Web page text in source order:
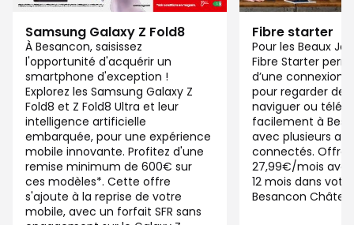
Samsung Galaxy Z Fold8
À Besancon, saisissez
l'opportunité d'acquérir un
smartphone d'exception !
Explorez les Samsung Galaxy Z
Fold8 et Z Fold8 Ultra et leur
intelligence artificielle
embarquée, pour une expérience
mobile innovante. Profitez d'une
remise minimum de 600€ sur
ces modèles*. Cette offre
s'ajoute à la reprise de votre
mobile, avec un forfait SFR sans
Fibre starter
Pour les Beaux
Fibre Starter
d’une connexion
pour regarder des
naviguer ou
facilement à
avec plusieurs
connectés. Offre
27,99€/mois
12 mois dans
Besancon